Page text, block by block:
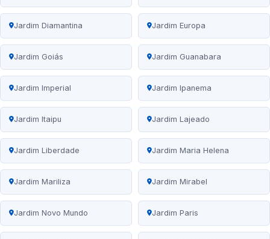
Jardim Diamantina Jardim Europa
Jardim Goiás Jardim Guanabara
Jardim Imperial Jardim Ipanema
Jardim Itaipu Jardim Lajeado
Jardim Liberdade Jardim Maria Helena
Jardim Mariliza Jardim Mirabel
Jardim Novo Mundo Jardim Paris